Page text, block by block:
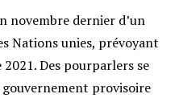
novembre dernier d’un
Nations unies, prévoyant
Des pour­parlers se
provisoire